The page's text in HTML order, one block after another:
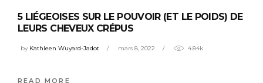
5 LIÉGEOISES SUR LE POUVOIR (ET LE POIDS) DE
LEURS CHEVEUX CRÉPUS
by Kathleen Wuyard-Jadot mars 8, 2022 4.84k
READ MORE